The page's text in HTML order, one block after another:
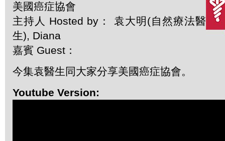
美國癌症協會
主持人 Hosted by： 袁大明(自然療法醫
生), Diana
嘉賓 Guest：
今集袁醫生同大家分享美國癌症協會。
Youtube Version: